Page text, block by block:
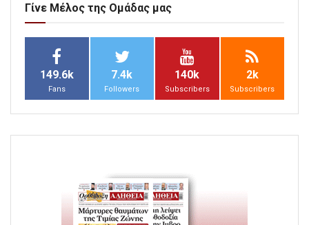
Γίνε Μέλος της Ομάδας μας
149.6k
Fans
7.4k
Followers
140k
Subscribers
2k
Subscribers